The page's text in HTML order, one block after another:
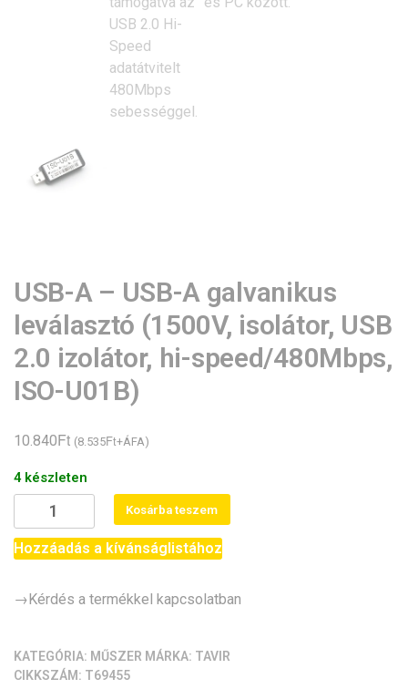
USB-A – USB-A galvanikus
leválasztó (1500V, isolátor, USB
2.0 izolátor, hi-speed/480Mbps,
ISO-U01B)
10.840Ft (8.535Ft+ÁFA)
4 készleten
A
-
(1500V,
isolátor,
Kosárba teszem
Hozzáadás a kívánságlistához
→Kérdés a termékkel kapcsolatban
KATEGÓRIA: MŰSZER MÁRKA: TAVIR
CIKKSZÁM: T69455